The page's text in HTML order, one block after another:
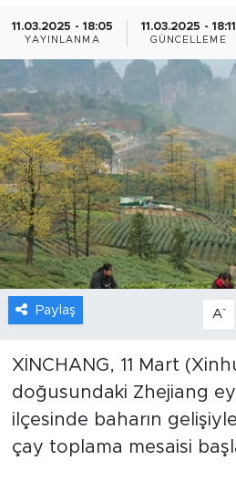
11.03.2025 - 18:05
YAYINLANMA
11.03.2025 - 18:11
GÜNCELLEME
Paylaş A-
XİNCHANG, 11 Mart
doğusundaki Zhejiang
ilçesinde baharın
çay toplama mesaisi
Yaşam
Bilim ve Teknoloji
Çin Fuarları
Gündem
Video
Sağlık
Foto Haber
Xinhua Türkiye
Seyahat